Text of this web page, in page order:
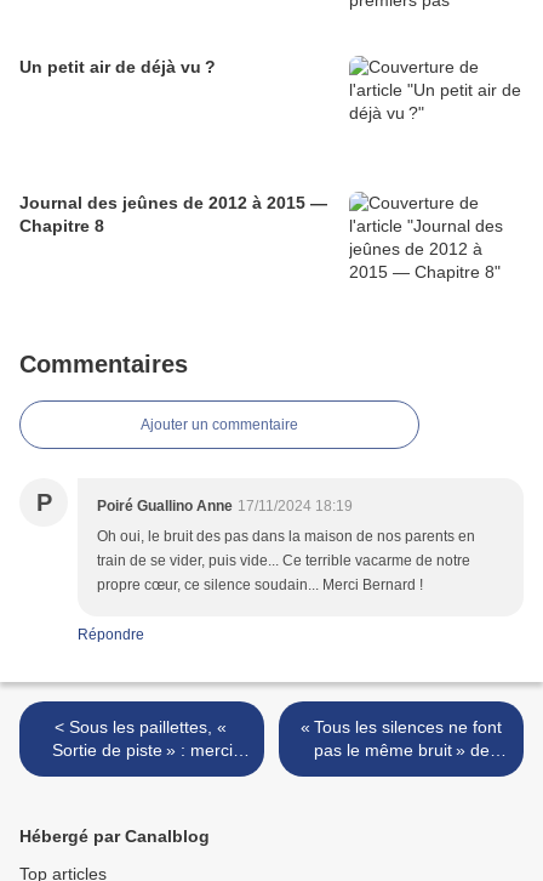
Un petit air de déjà vu ?
Journal des jeûnes de 2012 à 2015 —
Chapitre 8
Commentaires
Ajouter un commentaire
P Poiré Guallino Anne 17/11/2024 18:19
Oh oui, le bruit des pas dans la maison de nos parents en
train de se vider, puis vide... Ce terrible vacarme de notre
propre cœur, ce silence soudain... Merci Bernard !
Répondre
< Sous les paillettes, «
Sortie de piste » : merci
Monsieur Warren Zavatta !
« Tous les silences ne font
pas le même bruit » de
Baptiste Beaulieu >
Hébergé par Canalblog
Top articles